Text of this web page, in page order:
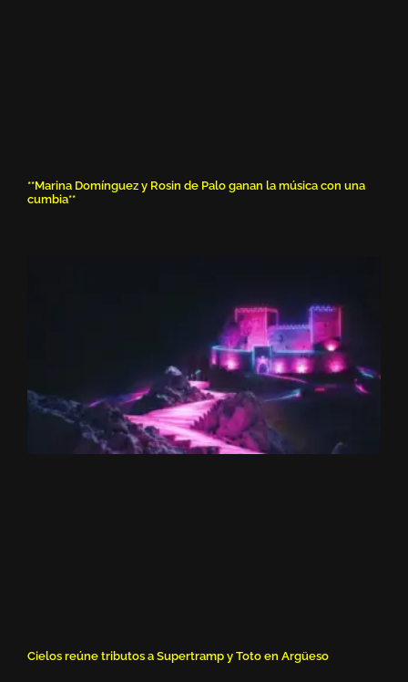
**Marina Domínguez y Rosin de Palo ganan la música con una
cumbia**
Cielos reúne tributos a Supertramp y Toto en Argüeso